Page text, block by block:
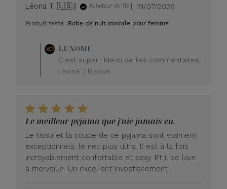
Léona T. 🇺🇸 Acheteur vérifié
Date
publication
19/07/2026
Produit testé :Robe de nuit modale pour femme
du
LUXOME
le
lundi
20
juillet
2026
LUXOME
C'est super ! Merci de tes commentaires,
Leona :) Bisous
Le meilleur pyjama que j'aie jamais eu.
Le tissu et la coupe de ce pyjama sont vraiment
exceptionnels, le nec plus ultra. Il est à la fois
incroyablement confortable et sexy. Et il se lave
à merveille. Un excellent investissement !